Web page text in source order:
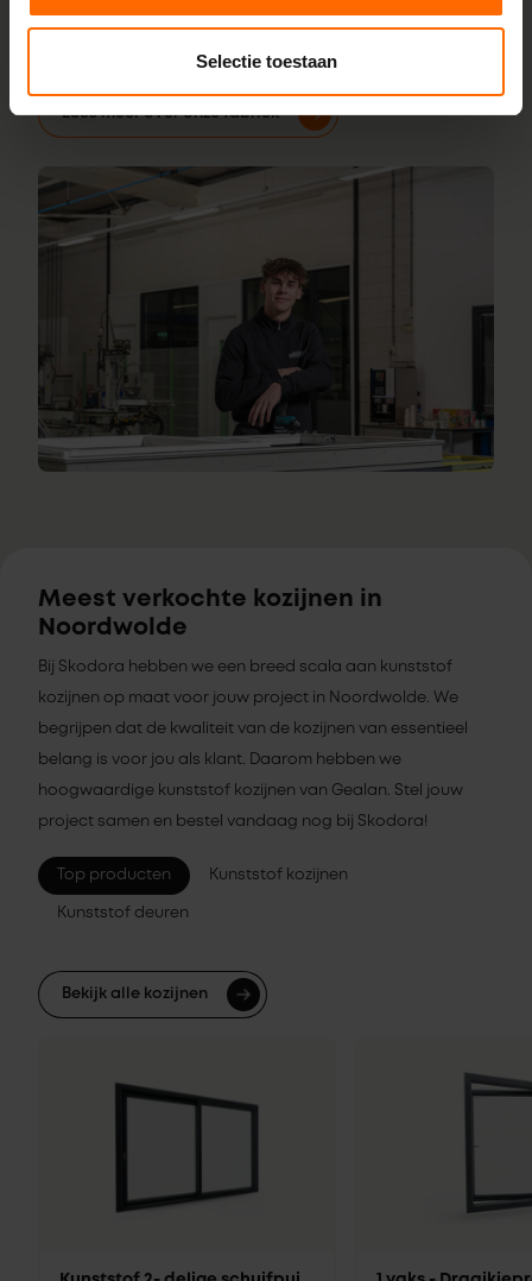
Selectie toestaan
vakmensen staat altijd voor je klaar.
Lees meer over onze fabriek
Meest verkochte kozijnen in
Noordwolde
Bij Skodora hebben we een breed scala aan kunststof
kozijnen op maat voor jouw project in Noordwolde. We
begrijpen dat de kwaliteit van de kozijnen van essentieel
belang is voor jou als klant. Daarom hebben we
hoogwaardige kunststof kozijnen van Gealan. Stel jouw
project samen en bestel vandaag nog bij Skodora!
Top producten Kunststof kozijnen
Kunststof deuren
Bekijk alle kozijnen